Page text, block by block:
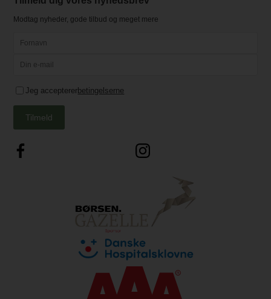
Modtag nyheder, gode tilbud og meget mere
Jeg accepterer betingelserne
Tilmeld